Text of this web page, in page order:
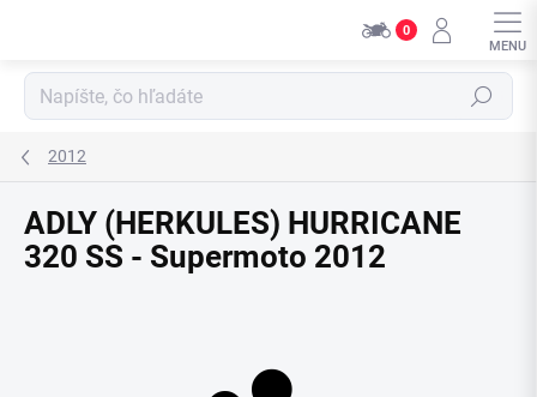
0
Hľadať
2012
ADLY (HERKULES) HURRICANE
320 SS - Supermoto 2012